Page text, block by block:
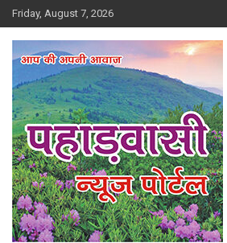
Skip
to
content
Friday, August 7, 2026